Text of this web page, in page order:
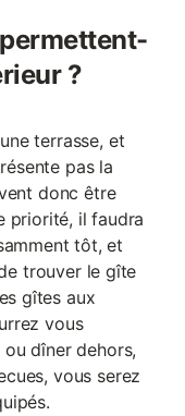
?
terrasse, et
pas la
donc être
priorité, il faudra
tôt, et
trouver le gîte
gîtes aux
vous
dîner dehors,
vous serez